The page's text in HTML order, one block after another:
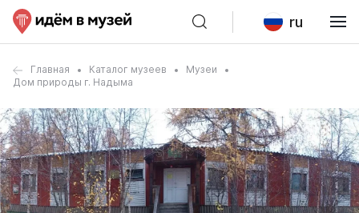
ru
Главная Каталог музеев
Музеи
Дом природы г. Надыма